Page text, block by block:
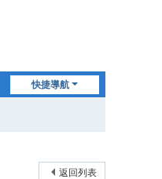
快捷導航
返回列表